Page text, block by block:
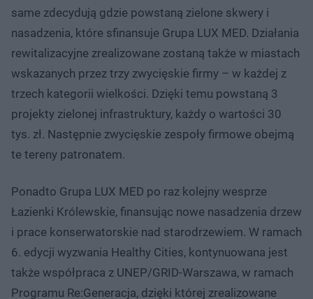
same zdecydują gdzie powstaną zielone skwery i
nasadzenia, które sfinansuje Grupa LUX MED. Działania
rewitalizacyjne zrealizowane zostaną także w miastach
wskazanych przez trzy zwycięskie firmy – w każdej z
trzech kategorii wielkości. Dzięki temu powstaną 3
projekty zielonej infrastruktury, każdy o wartości 30
tys. zł. Następnie zwycięskie zespoły firmowe obejmą
te tereny patronatem.
Ponadto Grupa LUX MED po raz kolejny wesprze
Łazienki Królewskie, finansując nowe nasadzenia drzew
i prace konserwatorskie nad starodrzewiem. W ramach
6. edycji wyzwania Healthy Cities, kontynuowana jest
także współpraca z UNEP/GRID-Warszawa, w ramach
Programu Re:Generacja, dzięki której zrealizowane